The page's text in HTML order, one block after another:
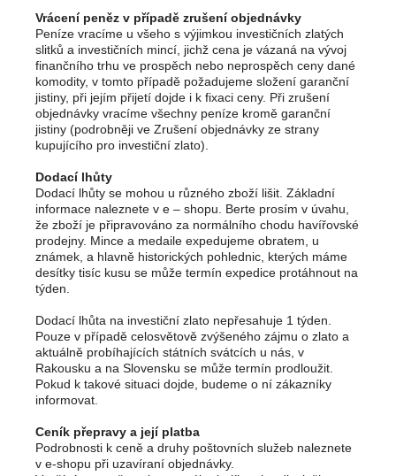
Vrácení peněz v případě zrušení objednávky
Peníze vracíme u všeho s výjimkou investičních zlatých
slitků a investičních mincí, jichž cena je vázaná na vývoj
finančního trhu ve prospěch nebo neprospěch ceny dané
komodity, v tomto případě požadujeme složení garanční
jistiny, při jejím přijetí dojde i k fixaci ceny. Při zrušení
objednávky vracíme všechny peníze kromě garanční
jistiny (podrobněji ve Zrušení objednávky ze strany
kupujícího pro investiční zlato).
Dodací lhůty
Dodací lhůty se mohou u různého zboží lišit. Základní
informace naleznete v e – shopu. Berte prosím v úvahu,
že zboží je připravováno za normálního chodu havířovské
prodejny. Mince a medaile expedujeme obratem, u
známek, a hlavně historických pohlednic, kterých máme
desítky tisíc kusu se může termín expedice protáhnout na
týden.
Dodací lhůta na investiční zlato nepřesahuje 1 týden.
Pouze v případě celosvětově zvýšeného zájmu o zlato a
aktuálně probíhajících státních svátcích u nás, v
Rakousku a na Slovensku se může termín prodloužit.
Pokud k takové situaci dojde, budeme o ní zákazníky
informovat.
Ceník přepravy a její platba
Podrobnosti k ceně a druhy poštovních služeb naleznete
v e-shopu při uzavíraní objednávky.